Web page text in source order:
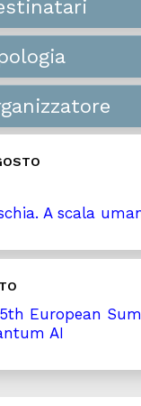
A scala
5th European
AI